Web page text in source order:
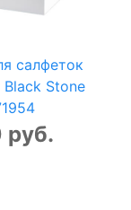
салфеток
Stone
руб.